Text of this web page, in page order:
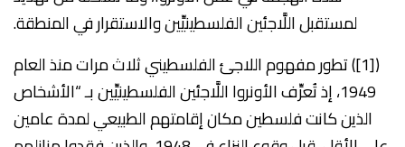
لمستقبل اللَّاجئين الفلسطينيِّين والاستقرار في المنطقة.
([1]) تطور مفهوم اللاجئ الفلسطيني ثلاث مرات منذ العام
1949، إذ تُعرِّف الأونروا اللَّاجئين الفلسطينيِّين بـ “الأشخاص
الذين كانت فلسطين مكان إقامتهم الطبيعي لمدة عامين